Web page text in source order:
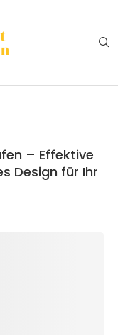
– Effektive
Design für Ihr